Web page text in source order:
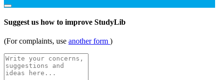
Suggest us how to improve StudyLib
(For complaints, use another form )